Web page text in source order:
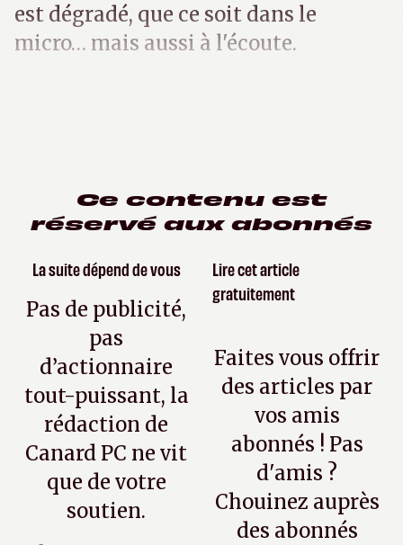
est dégradé, que ce soit dans le
micro… mais aussi à l'écoute.
Ce contenu est
réservé aux abonnés
La suite dépend de vous
Pas de publicité,
pas
d’actionnaire
tout-puissant, la
rédaction de
Canard PC ne vit
que de votre
soutien.
Lire cet article
gratuitement
Faites vous offrir
des articles par
vos amis
abonnés ! Pas
d'amis ?
Chouinez auprès
des abonnés